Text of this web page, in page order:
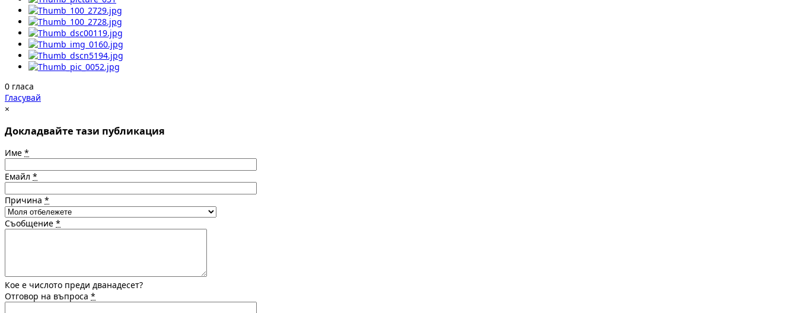
0 гласа
Гласувай
×
Докладвайте тази публикация
Име *
Емайл *
Причина *
Съобщение *
Кое е числото преди дванадесет?
Отговор на въпроса *